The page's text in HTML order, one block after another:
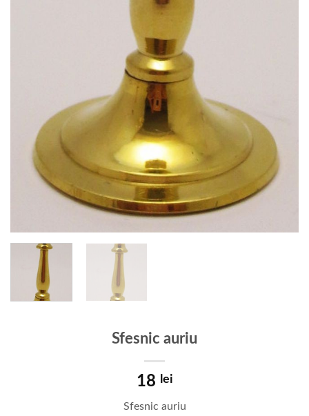
Sfesnic auriu
18 lei
Sfesnic auriu